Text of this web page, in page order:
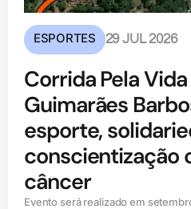
ESPORTES 29 JUL 2026
Corrida Pela
Guimarães
esporte,
conscientização
câncer
Evento será realizado em